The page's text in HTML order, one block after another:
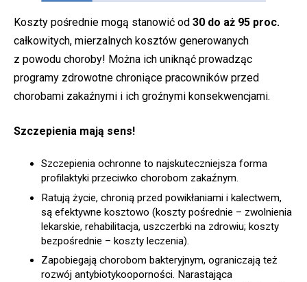
Koszty pośrednie mogą stanowić od 30 do aż 95 proc.
całkowitych, mierzalnych kosztów generowanych
z powodu choroby! Można ich uniknąć prowadząc
programy zdrowotne chroniące pracowników przed
chorobami zakaźnymi i ich groźnymi konsekwencjami.
Szczepienia mają sens!
Szczepienia ochronne to najskuteczniejsza forma
profilaktyki przeciwko chorobom zakaźnym.
Ratują życie, chronią przed powikłaniami i kalectwem,
są efektywne kosztowo (koszty pośrednie – zwolnienia
lekarskie, rehabilitacja, uszczerbki na zdrowiu; koszty
bezpośrednie – koszty leczenia).
Zapobiegają chorobom bakteryjnym, ograniczają też
rozwój antybiotykooporności. Narastająca